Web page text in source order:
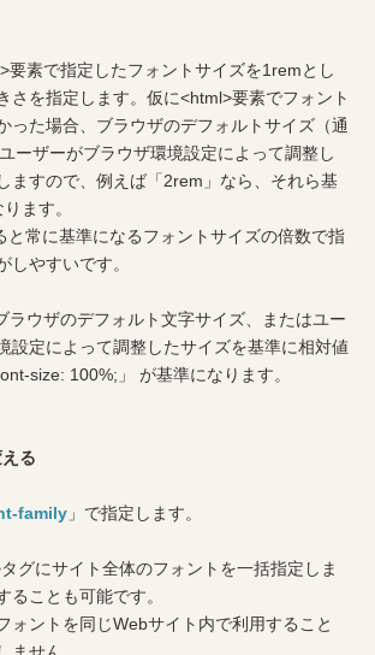
要素で指定したフォントサイズを1remとし
さを指定します。仮に<html>要素でフォント
った場合、ブラウザのデフォルトサイズ（通
ーザーがブラウザ環境設定によって調整し
ますので、例えば「2rem」なら、それら基
ます。
と常に基準になるフォントサイズの倍数で指
しやすいです。
ラウザのデフォルト文字サイズ、またはユー
設定によって調整したサイズを基準に相対値
size: 100%;」 が基準になります。
る
family 」で指定します。
グにサイト全体のフォントを一括指定しま
ることも可能です。
ォントを同じWebサイト内で利用すること